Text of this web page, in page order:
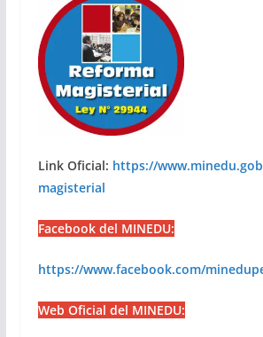
Link Oficial: https://
magisterial
Facebook del MINEDU:
https://www.facebook.com/
Web Oficial del MINEDU: